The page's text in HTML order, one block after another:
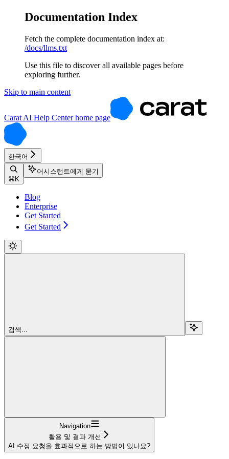
Documentation Index
Fetch the complete documentation index at:
/docs/llms.txt
Use this file to discover all available pages before
exploring further.
Skip to main content
Carat AI Help Centerhome page
한국어
⌘ K
어시스턴트에게 묻기
Blog
Enterprise
Get Started
Get Started
검색...
Navigation
활용 및 결과 개선
AI 수정 요청을 효과적으로 하는 방법이 있나요?